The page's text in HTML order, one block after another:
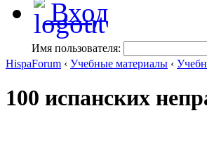
Вход
Имя пользователя:
HispaForum ‹ Учебные материалы ‹
100 испанских